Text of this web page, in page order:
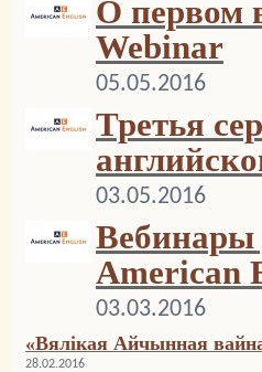
О первом
Webinar
05.05.2016
Третья
03.05.2016
Вебинары
American
03.03.2016
«Вялікая Айчынная
28.02.2016